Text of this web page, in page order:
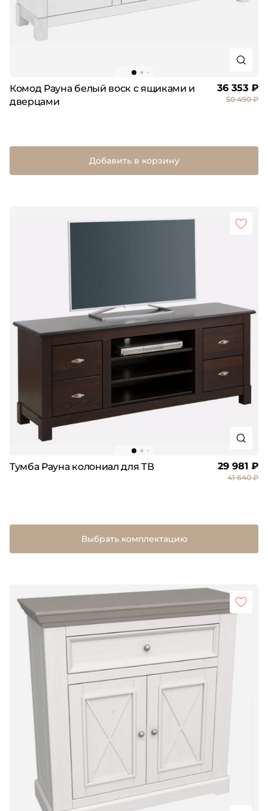
Комод Рауна белый воск с ящиками и
дверцами
36 353 ₽
50 490 ₽
Добавить в корзину
Тумба Рауна колониал для ТВ 29 981 ₽
41 640 ₽
Выбрать комплектацию